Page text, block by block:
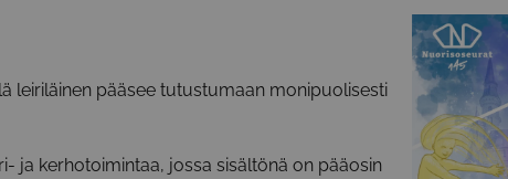
leiriläinen pääsee tutustumaan monipuolisesti
ja kerhotoimintaa, jossa sisältönä on pääosin